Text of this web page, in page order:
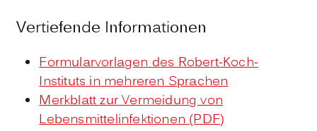
Vertiefende Informationen
Formularvorlagen des Robert-Koch-
Instituts in mehreren Sprachen
Merkblatt zur Vermeidung von
Lebensmittelinfektionen (PDF)